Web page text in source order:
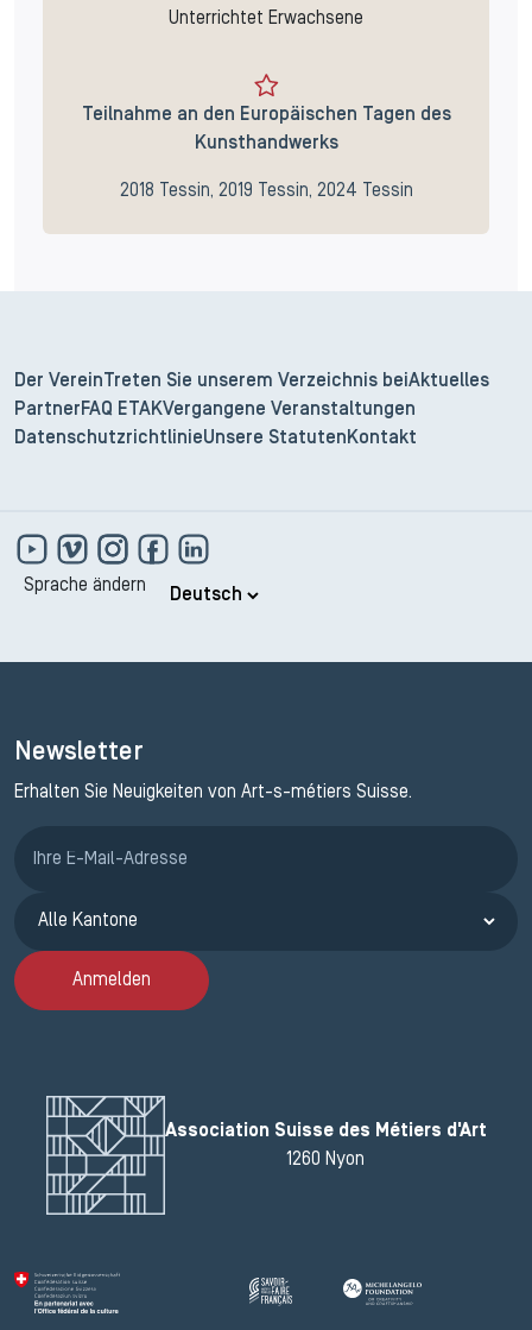
Unterrichtet Erwachsene
Teilnahme an den Europäischen Tagen des
Kunsthandwerks
2018 Tessin, 2019 Tessin, 2024 Tessin
Der Verein Treten Sie unserem Verzeichnis beiAktuelles
Partner FAQ ETAKVergangene Veranstaltungen
DatenschutzrichtlinieUnsere Statuten Kontakt
Sprache ändern
Newsletter
Erhalten Sie Neuigkeiten von Art-s-métiers Suisse.
Anmelden
Association Suisse des Métiers d'Art
1260 Nyon